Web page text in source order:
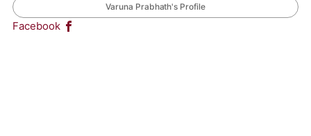
Varuna Prabhath's Profile
Facebook